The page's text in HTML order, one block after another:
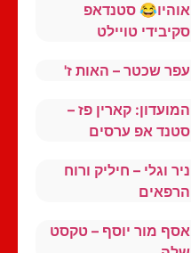
אוהיו😂 סטנדאפ
סקיבידי טויילט
עפר שכטר – האות ז'
המועדון: קארין פז –
סטנד אפ ערסים
ניר וגלי – חיליק ורוח
הרפאים
אסף מור יוסף – טקסט